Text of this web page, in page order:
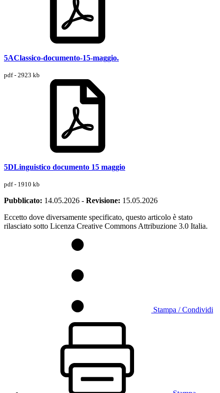
5AClassico-documento-15-maggio.
pdf - 2923 kb
5DLinguistico documento 15 maggio
pdf - 1910 kb
Pubblicato: 14.05.2026 - Revisione: 15.05.2026
Eccetto dove diversamente specificato, questo articolo è stato
rilasciato sotto Licenza Creative Commons Attribuzione 3.0 Italia.
Stampa / Condividi